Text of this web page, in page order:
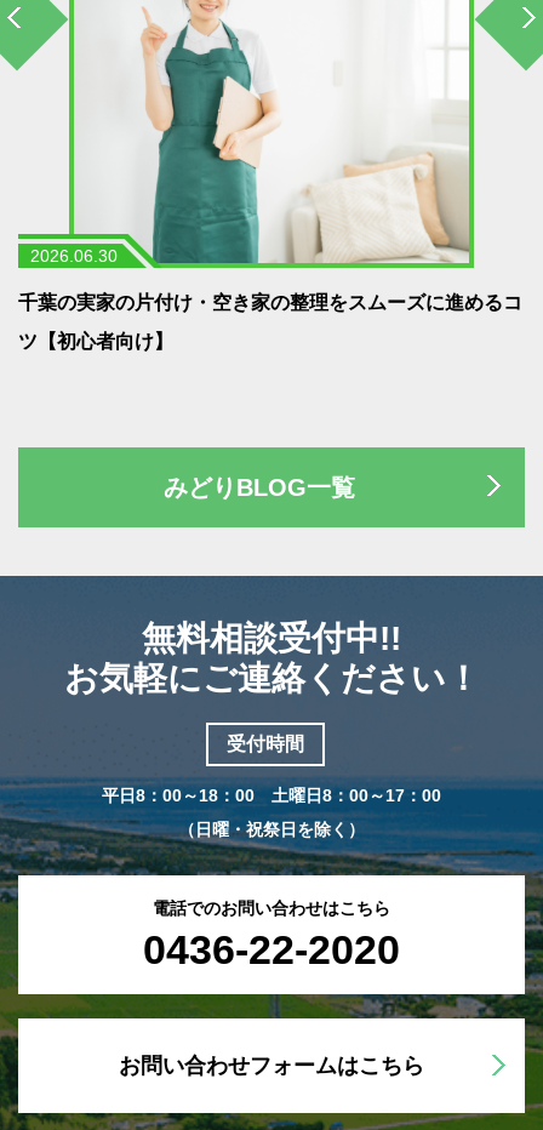
2026.06.30
千葉の実家の片付け・空き家の整理をスムーズに進めるコ
ツ【初心者向け】
みどりBLOG一覧
無料相談受付中!!
お気軽にご連絡ください！
受付時間
平日8：00～18：00 土曜日8：00～17：00
（日曜・祝祭日を除く）
電話でのお問い合わせはこちら
0436-22-2020
お問い合わせフォームはこちら